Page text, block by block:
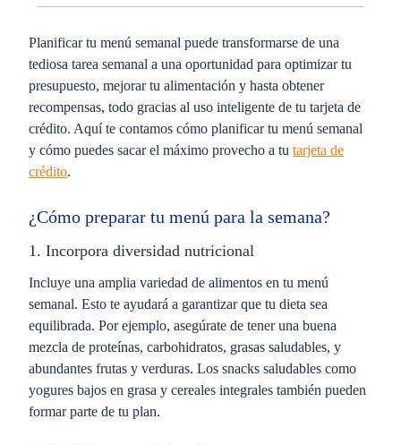
Planificar tu menú semanal puede transformarse de una
tediosa tarea semanal a una oportunidad para optimizar tu
presupuesto, mejorar tu alimentación y hasta obtener
recompensas, todo gracias al uso inteligente de tu tarjeta de
crédito. Aquí te contamos cómo planificar tu menú semanal
y cómo puedes sacar el máximo provecho a tu tarjeta de
crédito.
¿Cómo preparar tu menú para la semana?
1. Incorpora diversidad nutricional
Incluye una amplia variedad de alimentos en tu menú
semanal. Esto te ayudará a garantizar que tu dieta sea
equilibrada. Por ejemplo, asegúrate de tener una buena
mezcla de proteínas, carbohidratos, grasas saludables, y
abundantes frutas y verduras. Los snacks saludables como
yogures bajos en grasa y cereales integrales también pueden
formar parte de tu plan.